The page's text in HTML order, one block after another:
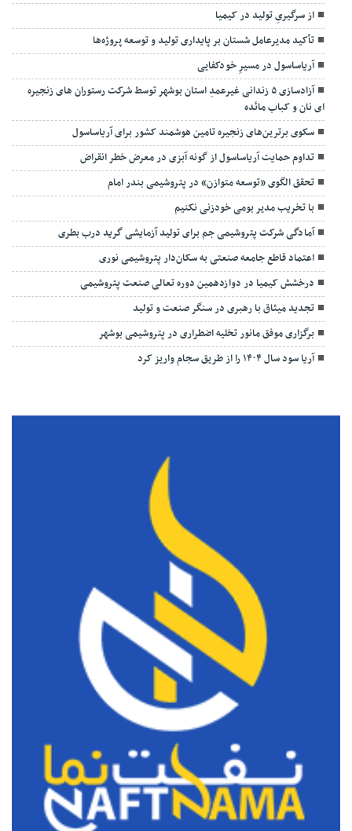
از سرگیریِ تولید در کیمیا
تأکید مدیرعامل شستان بر پایداری تولید و توسعه پروژه‌ها
آریاساسول در مسیرِ خودکفایی
آزادسازی ۵ زندانی غیرعمدِ استان بوشهر توسط شرکت رستوران های زنجیره
ای نان و کباب مائده
سکوی برترین‌های زنجیره تامین هوشمند کشور برای آریاساسول
تداوم حمایت آریاساسول از گونه آبزی در معرض خطر انقراض
تحقق الگوی «توسعه متوازن» در پتروشیمی بندر امام
با تخریب مدیر بومی خودزنی نکنیم
آمادگی شرکت پتروشیمی جم برای تولید آزمایشی گرید درب بطری
اعتماد قاطع جامعه صنعتی به سکان‌دار پتروشیمی نوری
درخشش کیمیا در دوازدهمین دوره تعالی صنعت پتروشیمی
تجدید میثاق با رهبری در سنگر صنعت و تولید
برگزاری موفق مانور تخلیه اضطراری در پتروشیمی بوشهر
آریا سود سال ۱۴۰۴ را از طریق سجام واریز کرد